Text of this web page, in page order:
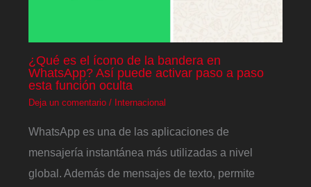
¿Qué es el ícono de la bandera en
WhatsApp? Así puede activar paso a paso
esta función oculta
Deja un comentario / Internacional
WhatsApp es una de las aplicaciones de
mensajería instantánea más utilizadas a nivel
global. Además de mensajes de texto, permite